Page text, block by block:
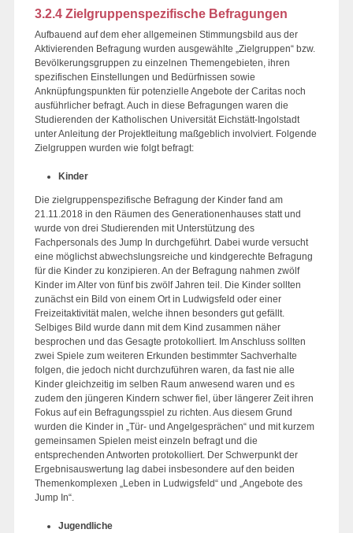
3.2.4 Zielgruppenspezifische Befragungen
Aufbauend auf dem eher allgemeinen Stimmungsbild aus der
Aktivierenden Befragung wurden ausgewählte „Zielgruppen“ bzw.
Bevölkerungsgruppen zu einzelnen Themengebieten, ihren
spezifischen Einstellungen und Bedürfnissen sowie
Anknüpfungspunkten für potenzielle Angebote der Caritas noch
ausführlicher befragt. Auch in diese Befragungen waren die
Studierenden der Katholischen Universität Eichstätt-Ingolstadt
unter Anleitung der Projektleitung maßgeblich involviert. Folgende
Zielgruppen wurden wie folgt befragt:
Kinder
Die zielgruppenspezifische Befragung der Kinder fand am
21.11.2018 in den Räumen des Generationenhauses statt und
wurde von drei Studierenden mit Unterstützung des
Fachpersonals des Jump In durchgeführt. Dabei wurde versucht
eine möglichst abwechslungsreiche und kindgerechte Befragung
für die Kinder zu konzipieren. An der Befragung nahmen zwölf
Kinder im Alter von fünf bis zwölf Jahren teil. Die Kinder sollten
zunächst ein Bild von einem Ort in Ludwigsfeld oder einer
Freizeitaktivität malen, welche ihnen besonders gut gefällt.
Selbiges Bild wurde dann mit dem Kind zusammen näher
besprochen und das Gesagte protokolliert. Im Anschluss sollten
zwei Spiele zum weiteren Erkunden bestimmter Sachverhalte
folgen, die jedoch nicht durchzuführen waren, da fast nie alle
Kinder gleichzeitig im selben Raum anwesend waren und es
zudem den jüngeren Kindern schwer fiel, über längerer Zeit ihren
Fokus auf ein Befragungsspiel zu richten. Aus diesem Grund
wurden die Kinder in „Tür- und Angelgesprächen“ und mit kurzem
gemeinsamen Spielen meist einzeln befragt und die
entsprechenden Antworten protokolliert. Der Schwerpunkt der
Ergebnisauswertung lag dabei insbesondere auf den beiden
Themenkomplexen „Leben in Ludwigsfeld“ und „Angebote des
Jump In“.
Jugendliche